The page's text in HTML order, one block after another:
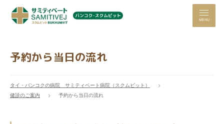
MENU
予約から当日の流れ
タイ・バンコクの病院 サミティベート病院（スクムビット）
健診のご案内
予約から当日の流れ